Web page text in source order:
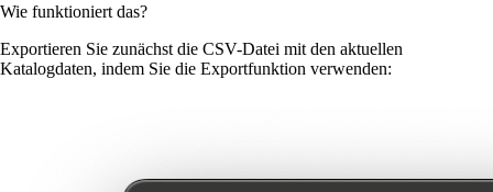
Wie funktioniert das?
Exportieren Sie zunächst die CSV-Datei mit den aktuellen
Katalogdaten, indem Sie die Exportfunktion verwenden: